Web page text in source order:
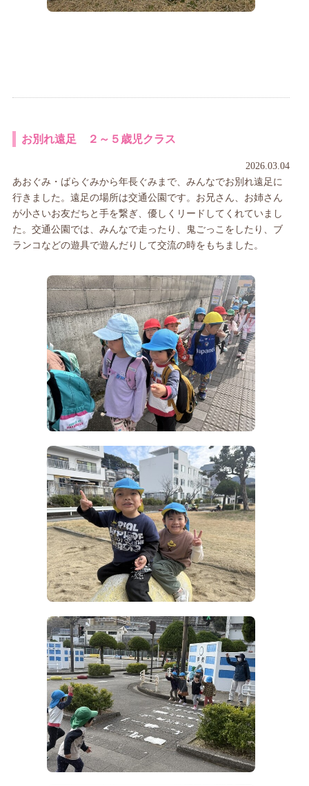
お別れ遠足 ２～５歳児クラス
2026.03.04
あおぐみ・ばらぐみから年長ぐみまで、みんなでお別れ遠足に
行きました。遠足の場所は交通公園です。お兄さん、お姉さん
が小さいお友だちと手を繋ぎ、優しくリードしてくれていまし
た。交通公園では、みんなで走ったり、鬼ごっこをしたり、ブ
ランコなどの遊具で遊んだりして交流の時をもちました。